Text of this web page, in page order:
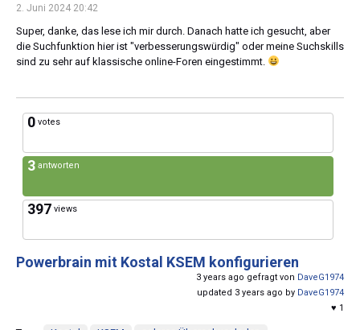
2. Juni 2024 20:42
Super, danke, das lese ich mir durch. Danach hatte ich gesucht, aber
die Suchfunktion hier ist "verbesserungswürdig" oder meine Suchskills
sind zu sehr auf klassische online-Foren eingestimmt.
0 votes
3 antworten
397 views
Powerbrain mit Kostal KSEM konfigurieren
3 years ago gefragt von DaveG1974
updated 3 years ago by DaveG1974
♥ 1